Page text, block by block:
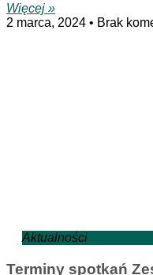
Więcej »
2 marca, 2024
Brak
Aktualności
Terminy spotkań